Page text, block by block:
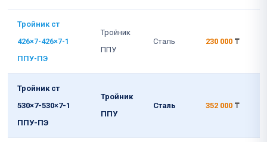
Тройник ст
426×7-426×7-1
ППУ-ПЭ
Тройник
ППУ
Сталь 230 000 ₸
Тройник ст
530×7-530×7-1
ППУ-ПЭ
Тройник
ППУ
Сталь 352 000 ₸